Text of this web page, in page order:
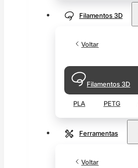
Filamentos 3D
Voltar
Filamentos 3D
PLA PETG
Ferramentas
Voltar